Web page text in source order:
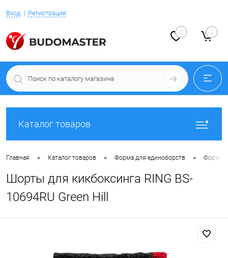
Вход Регистрация
0 0
Каталог товаров
Главная • Каталог товаров • Форма для единоборств • Форма
Шорты для кикбоксинга RING BS-
10694RU Green Hill